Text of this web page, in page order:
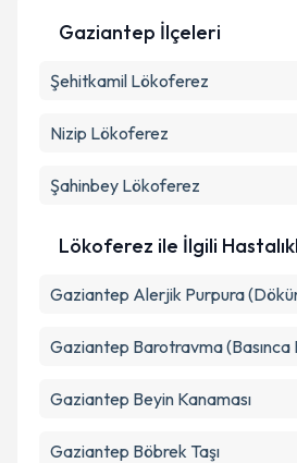
Metni'ni okudum ve kişisel
Gaziantep İlçeleri
Şehitkamil Lökoferez
Nizip Lökoferez
Şahinbey Lökoferez
Lökoferez ile İlgili
Gaziantep Alerjik Purpura
Gaziantep Barotravma (Basınca
Gaziantep Beyin Kanaması
Gaziantep Böbrek Taşı